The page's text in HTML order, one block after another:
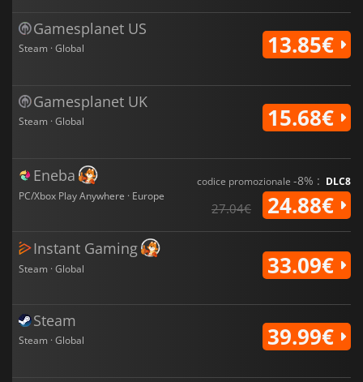
Gamesplanet US
Steam · Global 13.85€
Gamesplanet UK
Steam · Global 15.68€
Eneba
PC/Xbox Play Anywhere · Europe
codice promozionale -8% : DLC8
27.04€ 24.88€
Instant Gaming
Steam · Global 33.09€
Steam
Steam · Global 39.99€